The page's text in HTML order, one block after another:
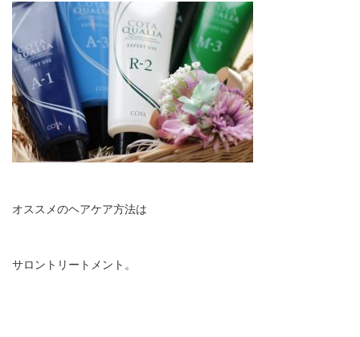
オススメのヘアケア方法は
サロントリートメント。